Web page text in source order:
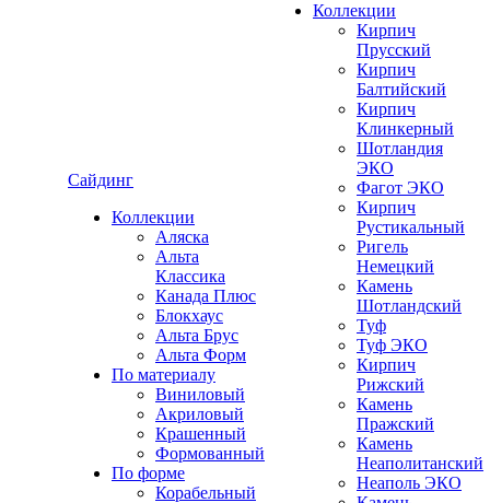
Сайдинг
Коллекции
Аляска
Альта
Классика
Канада Плюс
Блокхаус
Альта Брус
Альта Форм
По материалу
Виниловый
Акриловый
Крашенный
Формованный
По форме
Корабельный
Коллекции
Кирпич
Прусский
Кирпич
Балтийский
Кирпич
Клинкерный
Шотландия
ЭКО
Фагот ЭКО
Кирпич
Рустикальный
Ригель
Немецкий
Камень
Шотландский
Туф
Туф ЭКО
Кирпич
Рижский
Камень
Пражский
Камень
Неаполитанский
Неаполь ЭКО